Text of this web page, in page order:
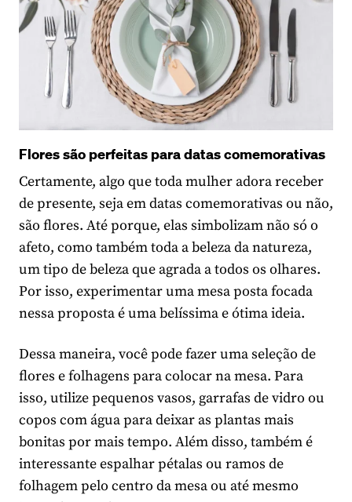
Flores são perfeitas para datas comemorativas
Certamente, algo que toda mulher adora receber
de presente, seja em datas comemorativas ou não,
são flores. Até porque, elas simbolizam não só o
afeto, como também toda a beleza da natureza,
um tipo de beleza que agrada a todos os olhares.
Por isso, experimentar uma mesa posta focada
nessa proposta é uma belíssima e ótima ideia.
Dessa maneira, você pode fazer uma seleção de
flores e folhagens para colocar na mesa. Para
isso, utilize pequenos vasos, garrafas de vidro ou
copos com água para deixar as plantas mais
bonitas por mais tempo. Além disso, também é
interessante espalhar pétalas ou ramos de
folhagem pelo centro da mesa ou até mesmo